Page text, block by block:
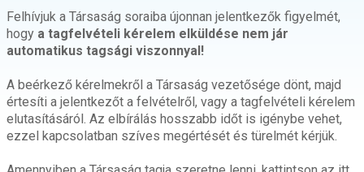
Felhívjuk a Társaság soraiba újonnan jelentkezők figyelmét,
hogy a tagfelvételi kérelem elküldése nem jár
automatikus tagsági viszonnyal!
A beérkező kérelmekről a Társaság vezetősége dönt, majd
értesíti a jelentkezőt a felvételről, vagy a tagfelvételi kérelem
elutasításáról. Az elbírálás hosszabb időt is igénybe vehet,
ezzel kapcsolatban szíves megértését és türelmét kérjük.